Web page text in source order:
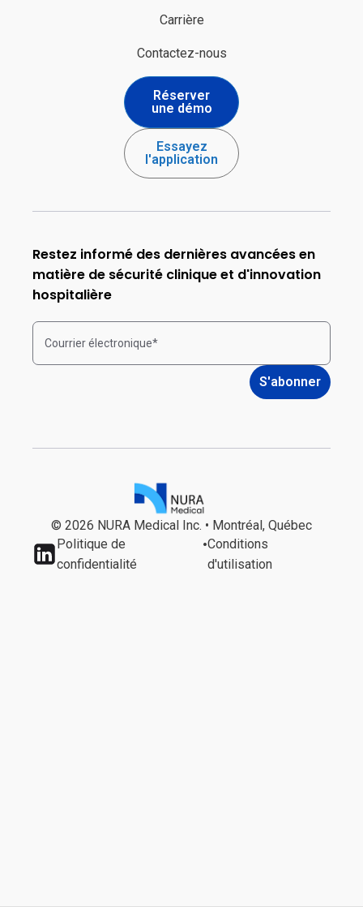
Carrière
Contactez-nous
Réserver
une démo
Essayez
l'application
Restez informé des dernières avancées en
matière de sécurité clinique et d'innovation
hospitalière
© 2026 NURA Medical Inc. • Montréal, Québec
Politique de
confidentialité
•Conditions
d'utilisation